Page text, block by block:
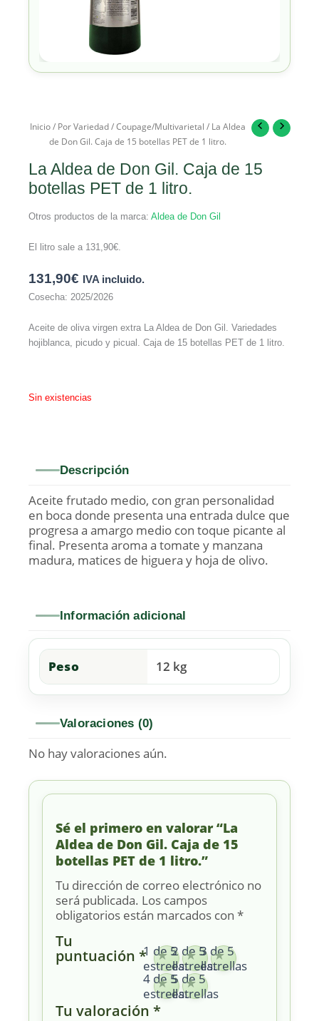
Inicio/ Por Variedad/Coupage/Multivarietal / La Aldea
de Don Gil. Caja de 15 botellas PET de 1 litro.
La Aldea de Don Gil. Caja de 15
botellas PET de 1 litro.
Otros productos de la marca: Aldea de Don Gil
El litro sale a 131,90€.
131,90€ IVA incluido.
Cosecha: 2025/2026
Aceite de oliva virgen extra La Aldea de Don Gil. Variedades
hojiblanca, picudo y picual. Caja de 15 botellas PET de 1 litro.
Sin existencias
Descripción
Aceite frutado medio, con gran personalidad
en boca donde presenta una entrada dulce que
progresa a amargo medio con toque picante al
final. Presenta aroma a tomate y manzana
madura, matices de higuera y hoja de olivo.
Información adicional
Peso 12 kg
Valoraciones (0)
No hay valoraciones aún.
Sé el primero en valorar “La
Aldea de Don Gil. Caja de 15
botellas PET de 1 litro.”
Tu dirección de correo electrónico no
será publicada. Los campos
obligatorios están marcados con *
Tu
puntuación *1 de 5
estrellas
2 de 5
estrellas
3 de 5
estrellas
4 de 5
estrellas
5 de 5
estrellas
Tu valoración *